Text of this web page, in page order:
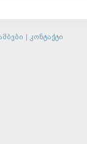
| კონტაქტი